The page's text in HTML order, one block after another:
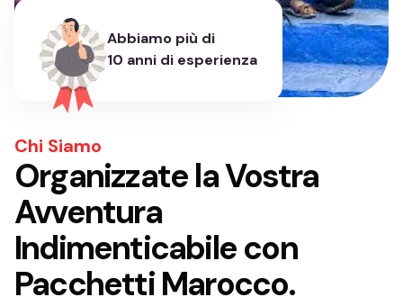
Abbiamo più di
10 anni di esperienza
Chi Siamo
Organizzate la Vostra
Avventura
Indimenticabile con
Pacchetti Marocco.